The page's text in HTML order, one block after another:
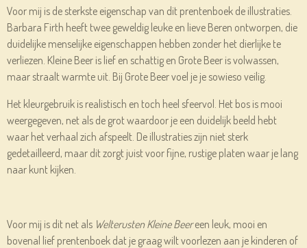
Voor mij is de sterkste eigenschap van dit prentenboek de illustraties.
Barbara Firth heeft twee geweldig leuke en lieve Beren ontworpen, die
duidelijke menselijke eigenschappen hebben zonder het dierlijke te
verliezen. Kleine Beer is lief en schattig en Grote Beer is volwassen,
maar straalt warmte uit. Bij Grote Beer voel je je sowieso veilig.
Het kleurgebruik is realistisch en toch heel sfeervol. Het bos is mooi
weergegeven, net als de grot waardoor je een duidelijk beeld hebt
waar het verhaal zich afspeelt. De illustraties zijn niet sterk
gedetailleerd, maar dit zorgt juist voor fijne, rustige platen waar je lang
naar kunt kijken.
Voor mij is dit net als Welterusten Kleine Beereen leuk, mooi en
bovenal lief prentenboek dat je graag wilt voorlezen aan je kinderen of